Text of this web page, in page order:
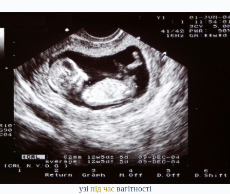
узі під часвагітності